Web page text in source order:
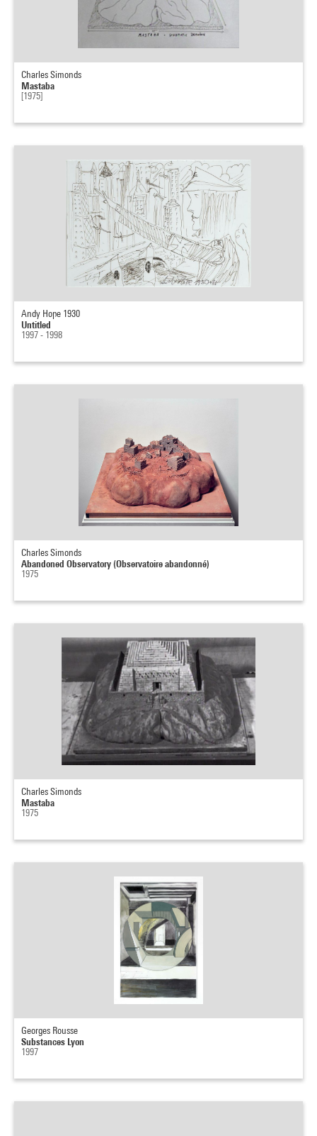
Charles Simonds
Mastaba
[1975]
Andy Hope 1930
Untitled
1997 - 1998
Charles Simonds
Abandoned Observatory (Observatoire abandonné)
1975
Charles Simonds
Mastaba
1975
Georges Rousse
Substances Lyon
1997